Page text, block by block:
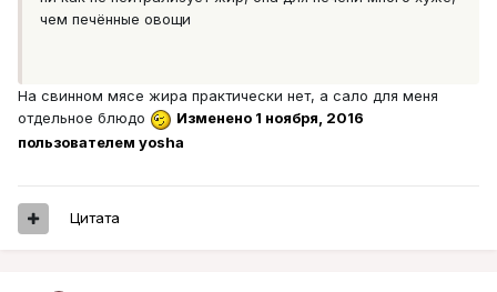
чем печённые овощи
На свинном мясе жира практически нет, а сало для меня
отдельное блюдо
Изменено 1 ноября, 2016
пользователем yosha
Цитата